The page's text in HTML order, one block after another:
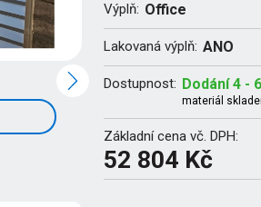
Výplň: Office
Lakovaná výplň: ANO
Dostupnost: Dodání 4 -
materiál
Základní cena vč. DPH:
52 804 Kč